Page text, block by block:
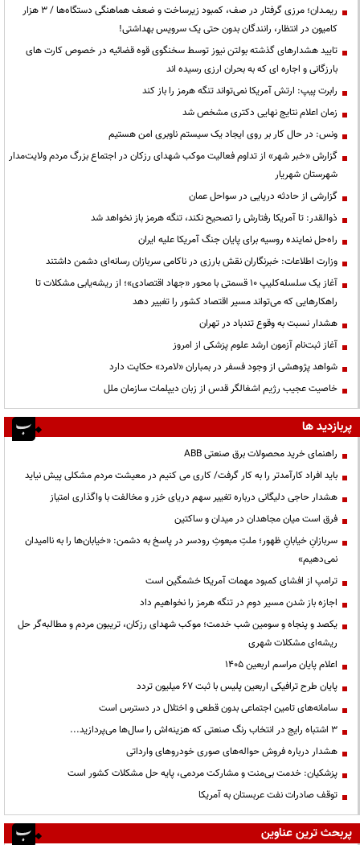
ریمـدان؛ مرزی گرفتار در صف، کمبود زیرساخت و ضعف هماهنگی دستگاه‌ها / ۳ هزار
کامیون در انتظار، رانندگان بدون حتی یک سرویس بهداشتی!
تایید هشدارهای گذشته بولتن نیوز توسط سخنگوی قوه قضائیه در خصوص کارت های
بارزگانی و اجاره ای که به بحران ارزی رسیده اند
رابرت پیپ: ارتش آمریکا نمی‌تواند تنگه هرمز را باز کند
زمان اعلام نتایج نهایی دکتری مشخص شد
ونس: در حال کار بر روی ایجاد یک سیستم ناوبری امن هستیم
گزارش «خبر شهر» از تداوم فعالیت موکب شهدای رزکان در اجتماع بزرگ مردم ولایت‌مدار
شهرستان شهریار
گزارشی از حادثه دریایی در سواحل عمان
ذوالقدر: تا آمریکا رفتارش را تصحیح نکند، تنگه هرمز باز نخواهد شد
راه‌حل نماینده روسیه برای پایان جنگ آمریکا علیه ایران
وزارت اطلاعات: خبرنگاران نقش بارزی در ناکامی سربازان رسانه‌ای دشمن داشتند
آغاز یک سلسله‌کلیپ ۱۰ قسمتی با محور «جهاد اقتصادی»؛ از ریشه‌یابی مشکلات تا
راهکارهایی که می‌تواند مسیر اقتصاد کشور را تغییر دهد
هشدار نسبت به وقوع تندباد در تهران
آغاز ثبت‌نام آزمون ارشد علوم پزشکی از امروز
شواهد پژوهشی از وجود فسفر در بمباران «لامرد» حکایت دارد
خاصیت عجیب رژیم اشغالگر قدس از زبان دیپلمات سازمان ملل
پربازدید ها
راهنمای خرید محصولات برق صنعتی ABB
باید افراد کارآمدتر را به کار گرفت/ کاری می کنیم در معیشت مردم مشکلی پیش نیاید
هشدار حاجی دلیگانی درباره تغییر سهم دریای خزر و مخالفت با واگذاری امتیاز
فرق است میان مجاهدان در میدان و ساکتین
سربازانِ خیابانِ ظهور؛ ملتِ مبعوثِ رودسر در پاسخ به دشمن: «خیابان‌ها را به ناامیدان
نمی‌دهیم»
ترامپ از افشای کمبود مهمات آمریکا خشمگین است
اجازه باز شدن مسیر دوم در تنگه هرمز را نخواهیم داد
یکصد و پنجاه و سومین شب خدمت؛ موکب شهدای رزکان، تریبون مردم و مطالبه‌گر حل
ریشه‌ای مشکلات شهری
اعلام پایان مراسم اربعین ۱۴۰۵
پایان طرح ترافیکی اربعین پلیس با ثبت ۶۷ میلیون تردد
سامانه‌های تامین اجتماعی بدون قطعی و اختلال در دسترس است
3 اشتباه رایج در انتخاب رنگ صنعتی که هزینه‌اش را سال‌ها می‌پردازید...
هشدار درباره فروش حواله‌های صوری خودروهای وارداتی
پزشکیان: خدمت بی‌منت و مشارکت مردمی، پایه حل مشکلات کشور است
توقف صادرات نفت عربستان به آمریکا
پربحث ترین عناوین